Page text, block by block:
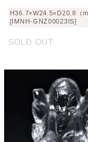
H36.7×W24.5×D20.8（
[IMNH-GNZ00023IS]
SOLD OUT